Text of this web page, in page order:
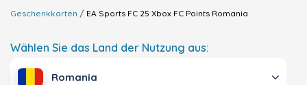
Geschenkkarten EA Sports FC 25 Xbox FC Points Romania
Wählen Sie das Land der Nutzung aus:
Romania